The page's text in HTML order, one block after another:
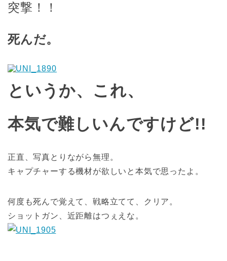
突撃！！
死んだ。
というか、これ、
本気で難しいんですけど!!
正直、写真とりながら無理。
キャプチャーする機材が欲しいと本気で思ったよ。
何度も死んで覚えて、戦略立てて、クリア。
ショットガン、近距離はつぇえな。